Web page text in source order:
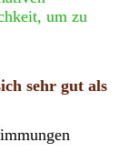
um zu
sehr gut als